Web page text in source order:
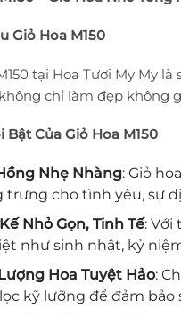
Giỏ Hoa M150
tại Hoa Tươi My My
chỉ làm đẹp không
Của Giỏ Hoa M150
Nhẹ Nhàng: Giỏ
trưng cho tình yêu, sự
Nhỏ Gọn, Tinh Tế: Với
như sinh nhật, kỷ
Hoa Tuyệt Hảo:
kỹ lưỡng để đảm bảo